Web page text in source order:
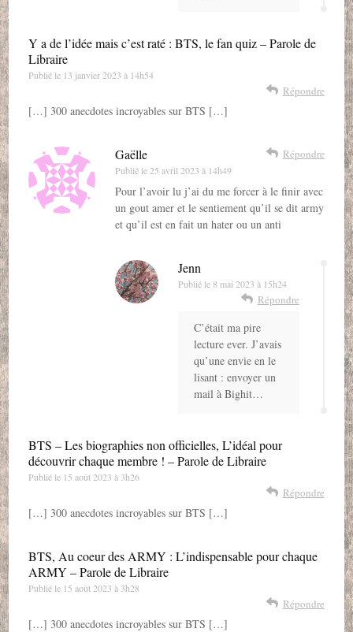
Y a de l’idée mais c’est raté : BTS, le fan quiz – Parole de
Libraire
Publié le 13 janvier 2023 à 14h54
Répondre
[…] 300 anecdotes incroyables sur BTS […]
Gaëlle
Publié le 25 avril 2023 à 14h49
Répondre
Pour l’avoir lu j’ai du me forcer à le finir avec
un gout amer et le sentiement qu’il se dit army
et qu’il est en fait un hater ou un anti
Jenn
Publié le 8 mai 2023 à 15h24
Répondre
C’était ma pire
lecture ever. J’avais
qu’une envie en le
lisant : envoyer un
mail à Bighit…
BTS – Les biographies non officielles, L’idéal pour
découvrir chaque membre ! – Parole de Libraire
Publié le 15 août 2023 à 3h26
Répondre
[…] 300 anecdotes incroyables sur BTS […]
BTS, Au coeur des ARMY : L’indispensable pour chaque
ARMY – Parole de Libraire
Publié le 15 août 2023 à 3h28
Répondre
[…] 300 anecdotes incroyables sur BTS […]